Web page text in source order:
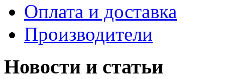
Оплата и доставка
Производители
Новости и статьи